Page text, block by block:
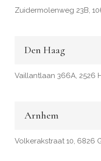
Zuidermolenweg 23B,
Den Haag
Vaillantlaan 366A, 2526
Arnhem
Volkerakstraat 10, 6826